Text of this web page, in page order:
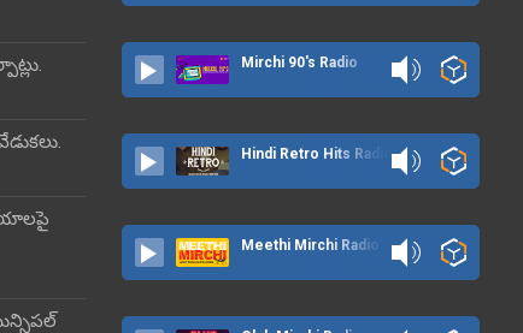
Mirchi 90's Radio
Hindi Retro Hits Radio
Meethi Mirchi Radio